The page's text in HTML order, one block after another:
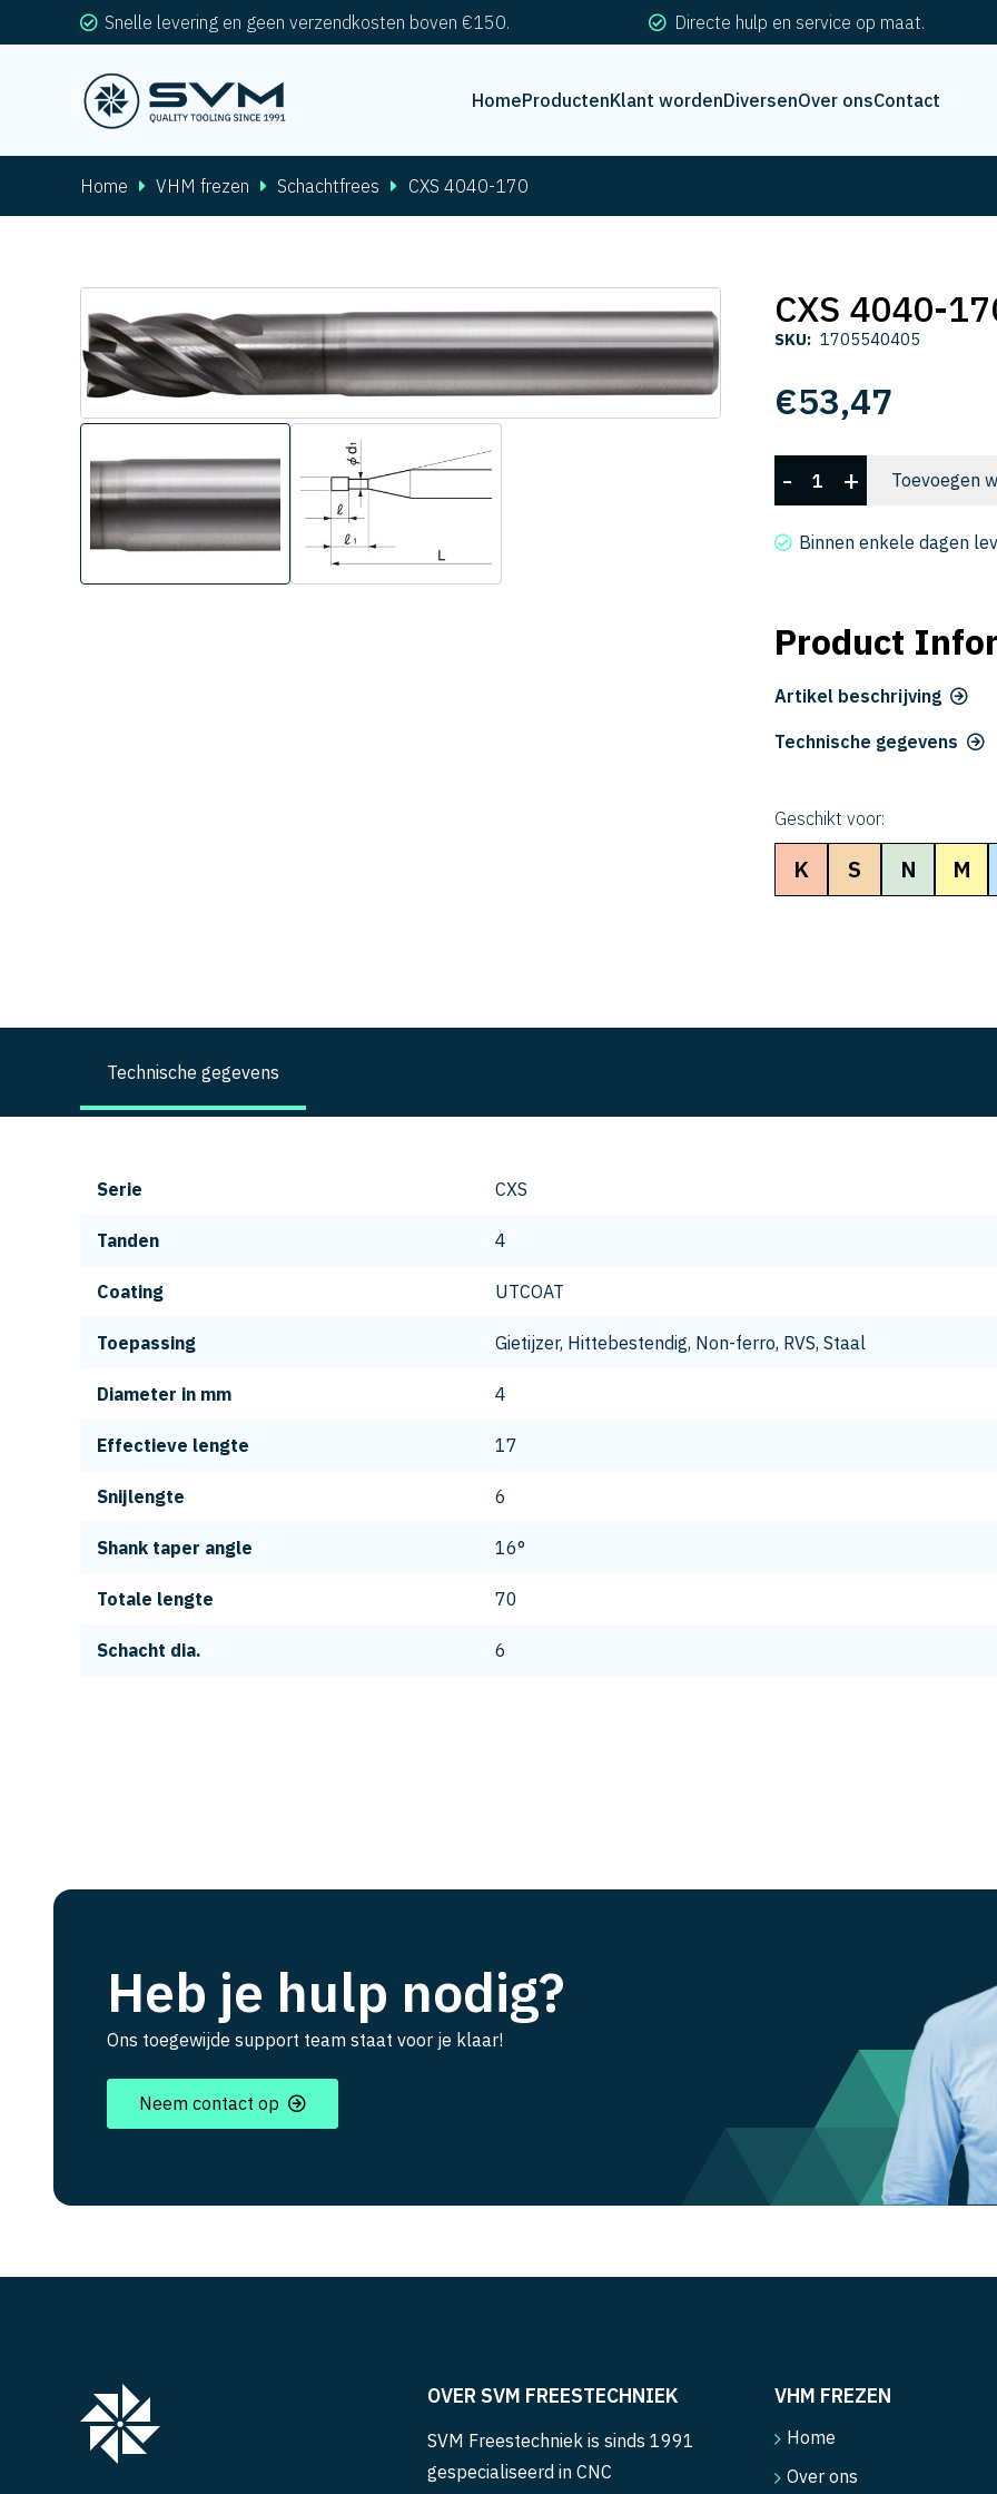
Snelle levering en geen verzendkosten boven €150. Directe hulp en service op maat.
HomeProductenKlant wordenDiversenOver onsContact
Home VHM frezen Schachtfrees CXS 4040-170
CXS 4040-
SKU: 1705540405
€53,47
4040-
170
- + Toevoegen
Binnen enkele dagen
Product
Artikel beschrijving
Technische gegevens
Geschikt voor:
K S N M
Technische gegevens
Serie CXS
Tanden 4
Coating UTCOAT
Toepassing Gietijzer, Hittebestendig, Non-ferro, RVS, Staal
Diameter in mm 4
Effectieve lengte 17
Snijlengte 6
Shank taper angle 16°
Totale lengte 70
Schacht dia. 6
Heb je hulp nodig?
Ons toegewijde support team staat voor je klaar!
Neem contact op
OVER SVM FREESTECHNIEK
SVM Freestechniek is sinds 1991
gespecialiseerd in CNC
VHM FREZEN
Home
Over ons